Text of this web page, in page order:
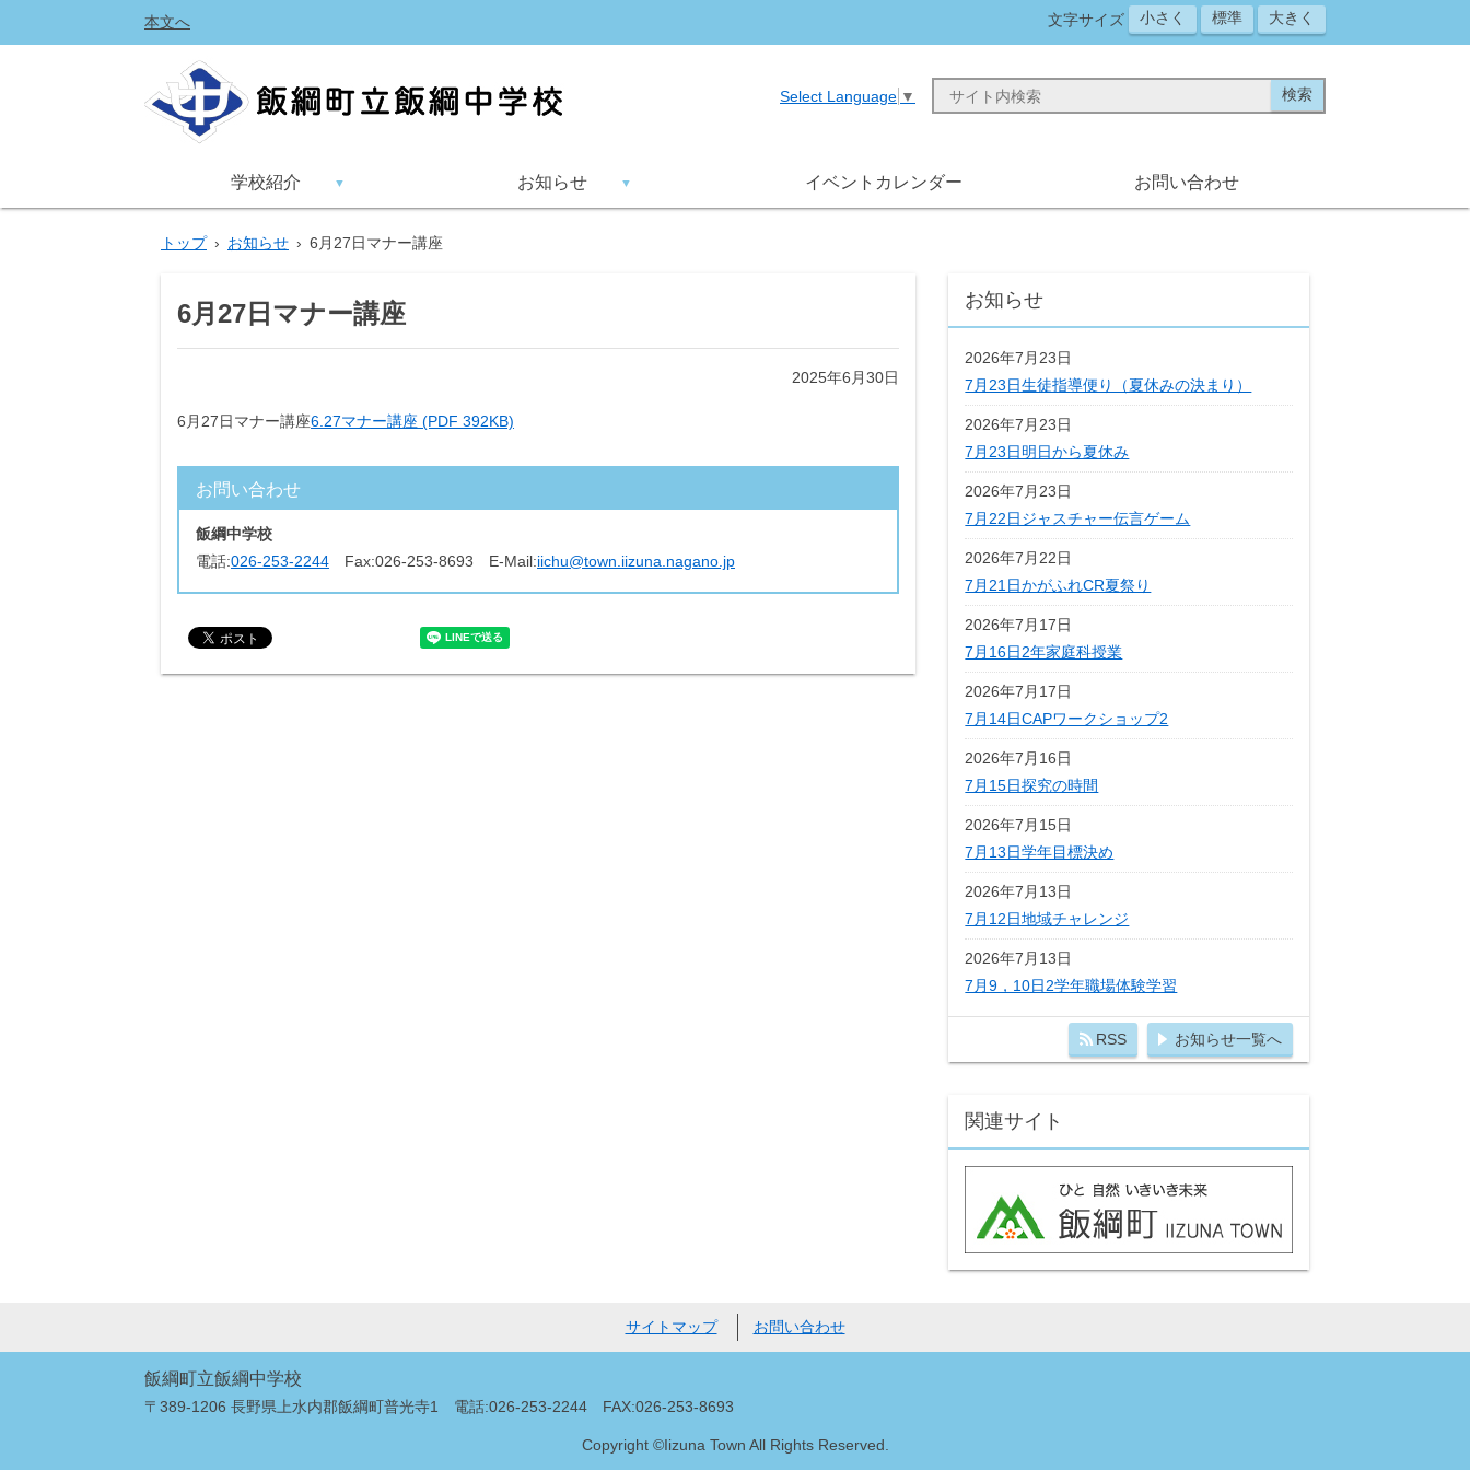
本文へ 文字サイズ 小さく 標準 大きく
Select Language ▼
学校紹介 お知らせ イベントカレンダー お問い合わせ
トップ › お知らせ › 6月27日マナー講座
6月27日マナー講座
2025年6月30日
6月27日マナー講座6.27マナー講座 (PDF 392KB)
お問い合わせ
飯綱中学校
電話:026-253-2244 Fax:026-253-8693 E-Mail:iichu@town.iizuna.nagano.jp
お知らせ
2026年7月23日
7月23日生徒指導便り（夏休みの決まり）
2026年7月23日
7月23日明日から夏休み
2026年7月23日
7月22日ジャスチャー伝言ゲーム
2026年7月22日
7月21日かがふれCR夏祭り
2026年7月17日
7月16日2年家庭科授業
2026年7月17日
7月14日CAPワークショップ2
2026年7月16日
7月15日探究の時間
2026年7月15日
7月13日学年目標決め
2026年7月13日
7月12日地域チャレンジ
2026年7月13日
7月9，10日2学年職場体験学習
RSS お知らせ一覧へ
関連サイト
サイトマップ お問い合わせ
飯綱町立飯綱中学校
〒389-1206 長野県上水内郡飯綱町普光寺1 電話:026-253-2244 FAX:026-253-8693
Copyright ©Iizuna Town All Rights Reserved.